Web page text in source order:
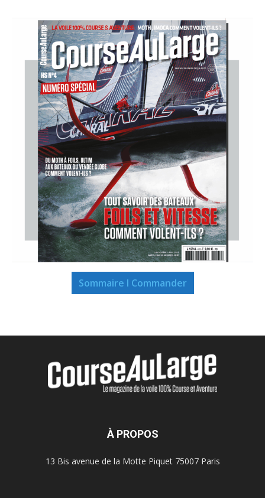
Sommaire I Commander
À PROPOS
13 Bis avenue de la Motte Piquet 75007 Paris